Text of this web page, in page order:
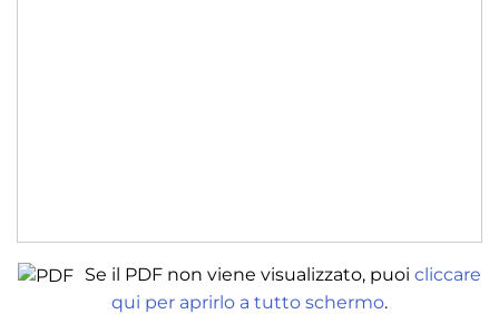
Se il PDF non viene visualizzato, puoi cliccare
qui per aprirlo a tutto schermo.